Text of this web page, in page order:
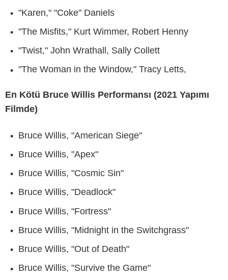
"Karen," "Coke" Daniels
"The Misfits," Kurt Wimmer, Robert Henny
"Twist," John Wrathall, Sally Collett
"The Woman in the Window," Tracy Letts,
En Kötü Bruce Willis Performansı (2021 Yapımı
Filmde)
Bruce Willis, "American Siege"
Bruce Willis, "Apex"
Bruce Willis, "Cosmic Sin"
Bruce Willis, "Deadlock"
Bruce Willis, "Fortress"
Bruce Willis, "Midnight in the Switchgrass"
Bruce Willis, "Out of Death"
Bruce Willis, "Survive the Game"